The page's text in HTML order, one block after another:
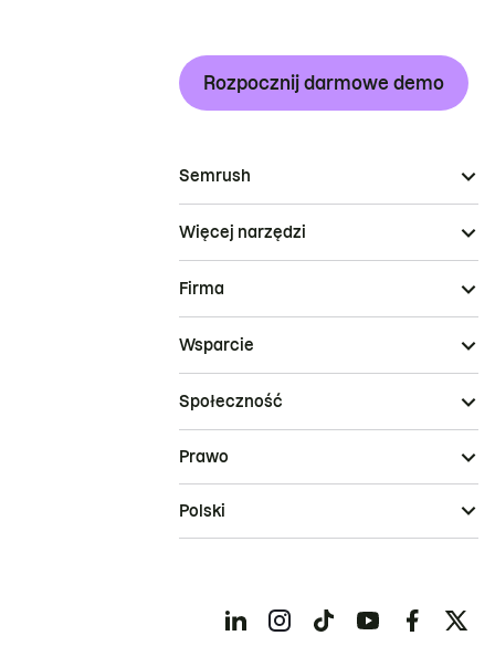
Rozpocznij darmowe demo
Semrush
Więcej narzędzi
Firma
Wsparcie
Społeczność
Prawo
Polski